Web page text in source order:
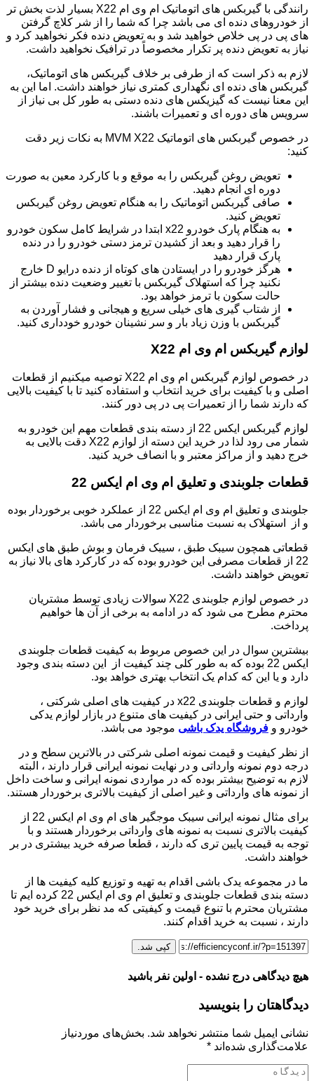
رانندگی با گیربکس های اتوماتیک ام وی ام X22 بسیار لذت بخش تر
از خودروهای دنده ای می باشد چرا که شما را از شر کلاچ گرفتن
های پی در پی خلاص خواهید شد و به تعویض دنده فکر نخواهید کرد و
نیاز به تعویض دنده پر تکرار مخصوصاً در ترافیک نخواهید داشت.
لازم به ذکر است که از طرفی بر خلاف گیربکس های اتوماتیک،
گیربکس های دنده ای نگهداری کمتری نیاز خواهند داشت. اما این به
این معنا نیست که گیزیکس های دنده دستی به طور کل بی نیاز از
سرویس های دوره ای و تعمیرات باشند.
در خصوص گیربکس های اتوماتیک MVM X22 به نکات زیر دقت
کنید:
تعویض روغن گیربکس را به موقع و با کارکرد معین به صورت
دوره ای انجام دهید.
صافی گیربکس اتوماتیک را به هنگام تعویض روغن گیربکس
تعویض کنید.
به هنگام پارک خودرو x22 ابتدا در شرایط کامل سکون خودرو
را قرار دهید و بعد از کشیدن ترمز دستی خودرو را در دنده
پارک قرار دهید
هرگز خودرو را در ایستادن های کوتاه از دنده درایو D خارج
نکنید چرا که استهلاک گیربکس با تغییر وضعیت دنده بیشتر از
حالت سکون با ترمز خواهد بود.
از شتاب گیری های خیلی سریع و هیجانی و فشار آوردن به
گیربکس با وزن زیاد بار و سر نشینان خودرو خودداری کنید.
لوازم گیربکس ام وی ام X22
در خصوص لوازم گیربکس ام وی ام X22 توصیه میکنیم از قطعات
اصلی و با کیفیت برای خرید انتخاب و استفاده کنید تا با کیفیت بالایی
که دارند شما را از تعمیرات پی در پی دور کنند.
لوازم گیربکس ایکس 22 از دسته بندی قطعات مهم این خودرو به
شمار می رود لذا در خرید این دسته از لوازم X22 دقت بالایی به
خرج دهید و از مراکز معتبر و با انصاف خرید کنید.
قطعات جلوبندی و تعلیق ام وی ام ایکس 22
جلوبندی و تعلیق ام وی ام ایکس 22 از عملکرد خوبی برخوردار بوده
و از استهلاک به نسبت مناسبی برخوردار می باشد.
قطعاتی همچون سیبک طبق ، سیبک فرمان و بوش طبق های ایکس
22 از قطعات مصرفی این خودرو بوده که در کارکرد های بالا نیاز به
تعویض خواهند داشت.
در خصوص لوازم جلوبندی X22 سوالات زیادی توسط مشتریان
محترم مطرح می شود که در ادامه به برخی از آن ها خواهیم
پرداخت.
بیشترین سوال در این خصوص مربوط به کیفیت قطعات جلوبندی
ایکس 22 بوده که به طور کلی چند کیفیت از این دسته بندی وجود
دارد و یا این که کدام یک انتخاب بهتری خواهد بود.
لوازم و قطعات جلوبندی x22 در کیفیت های اصلی شرکتی ،
وارداتی و حتی ایرانی در کیفیت های متنوع در بازار لوازم یدکی
خودرو و فروشگاه یدک باشی موجود می باشد.
از نظر کیفیت و قیمت نمونه اصلی شرکتی در بالاترین سطح و در
درجه دوم نمونه وارداتی و در نهایت نمونه ایرانی قرار دارند ، البته
لازم به توضیح بیشتر بوده که در مواردی نمونه ایرانی و ساخت داخل
از نمونه های وارداتی و غیر اصلی از کیفیت بالاتری برخوردار هستند.
برای مثال نمونه ایرانی سیبک موجگیر های ام وی ام ایکس 22 از
کیفیت بالاتری نسبت به نمونه های وارداتی برخوردار هستند و با
توجه به قیمت پایین تری که دارند ، قطعا صرفه خرید بیشتری در بر
خواهند داشت.
ما در مجموعه یدک باشی اقدام به تهیه و توزیع کلیه کیفیت ها از
دسته بندی قطعات جلوبندی و تعلیق ام وی ام ایکس 22 کرده ایم تا
مشتریان محترم با تنوع قیمت و کیفیتی که مد نظر برای خرید خود
دارند ، نسبت به خرید اقدام کنند.
کپی شد.
هیچ دیدگاهی درج نشده - اولین نفر باشید
دیدگاهتان را بنویسید
نشانی ایمیل شما منتشر نخواهد شد. بخش‌های موردنیاز
علامت‌گذاری شده‌اند *